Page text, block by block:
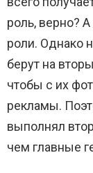
роль, верно?
роли. Однако
берут на
чтобы с их
рекламы.
выполнял
чем главные